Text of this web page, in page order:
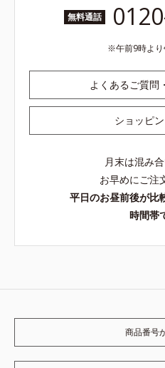
無料通話
午前9時よ
よくあるご質問
ショッピ
月末は混み
お早めにご注
平日のお昼前後が比
時間帯
商品番号